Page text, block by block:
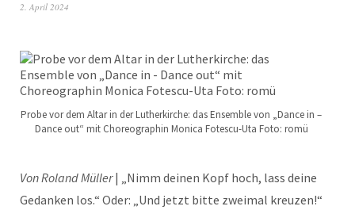
2. April 2024
Probe vor dem Altar in der Lutherkirche: das Ensemble von „Dance in –
Dance out“ mit Choreographin Monica Fotescu-Uta Foto: romü
Von Roland Müller| „Nimm deinen Kopf hoch, lass deine
Gedanken los.“ Oder: „Und jetzt bitte zweimal kreuzen!“